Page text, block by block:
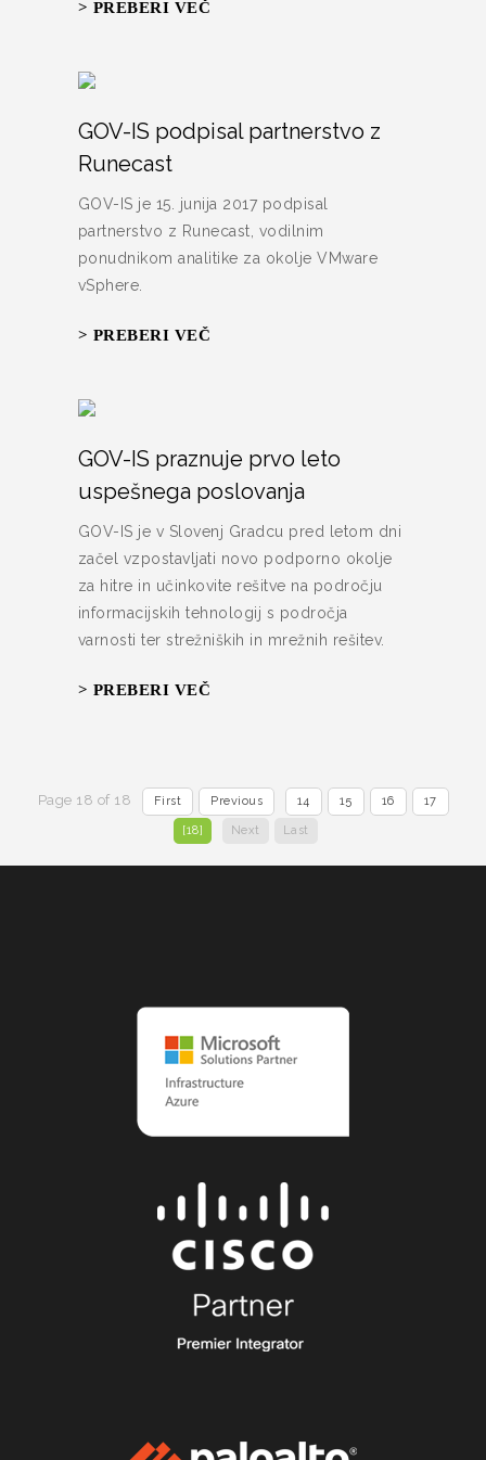
> PREBERI VEČ
GOV-IS podpisal partnerstvo z
Runecast
GOV-IS je 15. junija 2017 podpisal
partnerstvo z Runecast, vodilnim
ponudnikom analitike za okolje VMware
vSphere.
> PREBERI VEČ
GOV-IS praznuje prvo leto
uspešnega poslovanja
GOV-IS je v Slovenj Gradcu pred letom dni
začel vzpostavljati novo podporno okolje
za hitre in učinkovite rešitve na področju
informacijskih tehnologij s področja
varnosti ter strežniških in mrežnih rešitev.
> PREBERI VEČ
Page 18 of 18 First Previous 14 15 16 17
[18] Next Last